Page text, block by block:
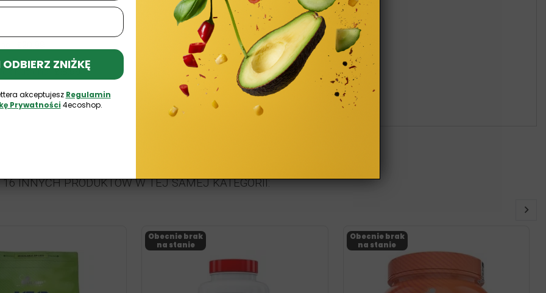
Nutrend £18,99
£11,99
16 INNYCH PRODUKTÓW W TEJ SAMEJ KATEGORII:
Obecnie brak
na stanie
Obecnie brak
na stanie
ZNIŻKĘ
akceptujesz Regulamin
Prywatności 4ecoshop.